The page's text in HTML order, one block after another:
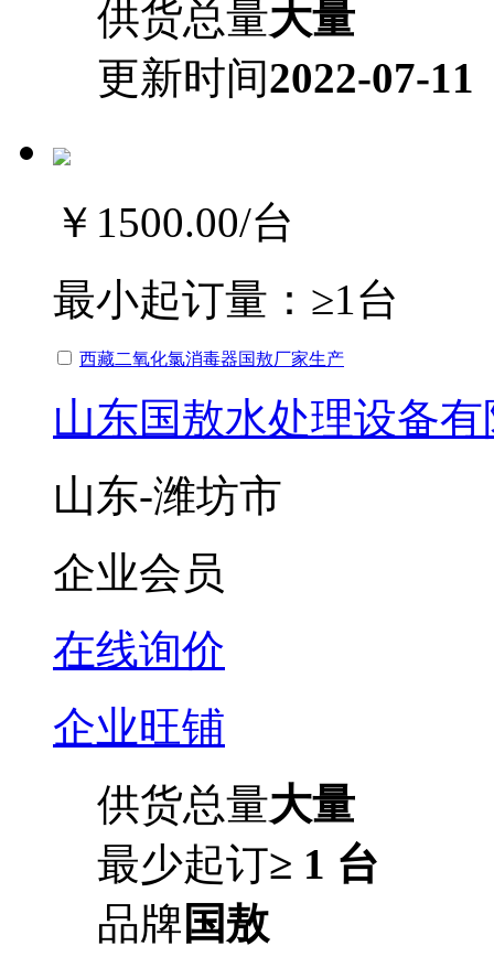
供货总量大量
更新时间2022-07-11
￥1500.00/台
最小起订量： ≥1台
西藏二氧化氯消毒器国敖厂家生产
山东国敖水处理设备
山东-潍坊市
企业会员
在线询价
企业旺铺
供货总量大量
最少起订≥ 1 台
品牌 国敖